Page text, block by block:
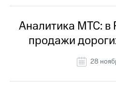
Карьера
История
компании
Руководство
в МТС
Пресс-
релизы
о технологиях
Аналитика МТС: в
продажи
28